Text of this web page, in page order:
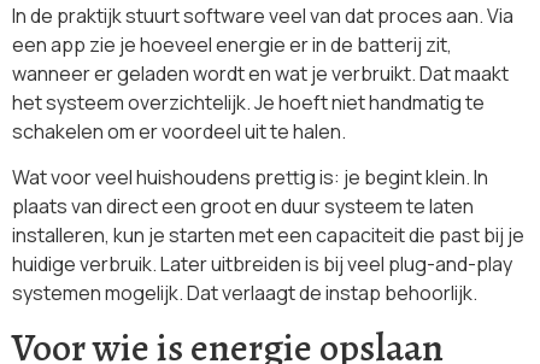
In de praktijk stuurt software veel van dat proces aan. Via
een app zie je hoeveel energie er in de batterij zit,
wanneer er geladen wordt en wat je verbruikt. Dat maakt
het systeem overzichtelijk. Je hoeft niet handmatig te
schakelen om er voordeel uit te halen.
Wat voor veel huishoudens prettig is: je begint klein. In
plaats van direct een groot en duur systeem te laten
installeren, kun je starten met een capaciteit die past bij je
huidige verbruik. Later uitbreiden is bij veel plug-and-play
systemen mogelijk. Dat verlaagt de instap behoorlijk.
Voor wie is energie opslaan